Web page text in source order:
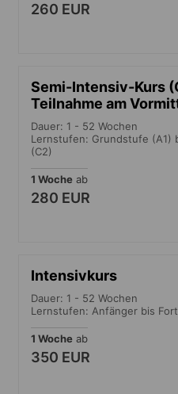
260 EUR
Semi-Intensiv-Kurs
Teilnahme am
Dauer: 1 - 52 Wochen
Lernstufen: Grundstufe (A1)
(C2)
1 Woche ab
280 EUR
Intensivkurs
Dauer: 1 - 52 Wochen
Lernstufen: Anfänger bis
1 Woche ab
350 EUR